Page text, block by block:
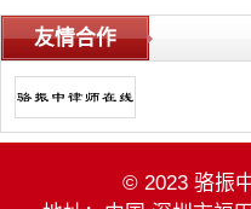
友情合作
© 2023 骆振